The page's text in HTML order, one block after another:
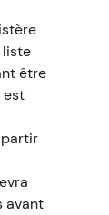
liste
être
est
partir
avant